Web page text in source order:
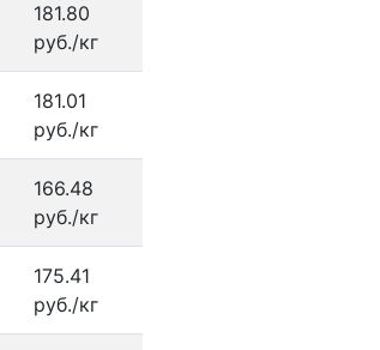
181.80
руб./кг
181.01
руб./кг
166.48
руб./кг
175.41
руб./кг